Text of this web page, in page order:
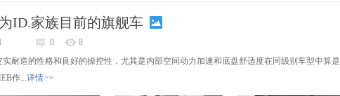
ID.家族目前的旗舰车
0
8
耐造的性格和良好的操控性，尤其是内部空间动力加速和底盘舒适度在同级别车型中算是
作...详情>>